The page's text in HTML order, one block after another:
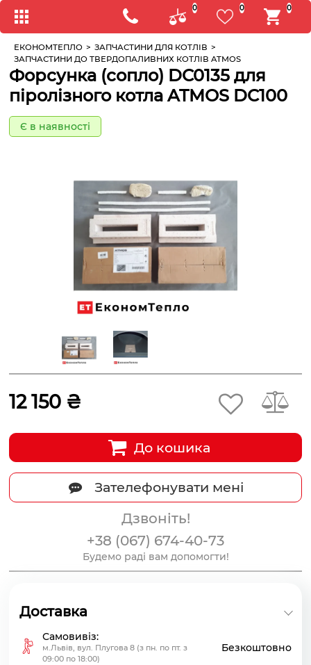
0 0 0
ЕКОНОМТЕПЛО > ЗАПЧАСТИНИ ДЛЯ КОТЛІВ >
ЗАПЧАСТИНИ ДО ТВЕРДОПАЛИВНИХ КОТЛІВ ATMOS
Форсунка (сопло) DC0135 для
піролізного котла ATMOS DC100
Є в наявності
12 150 ₴
До кошика
Зателефонувати мені
Дзвоніть!
+38 (067) 674-40-73
Будемо раді вам допомогти!
Доставка
Самовивіз:
м.Львів, вул. Плугова 8 (з пн. по пт. з
09:00 по 18:00)
Безкоштовно